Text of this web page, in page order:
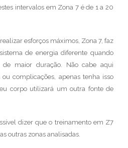
intervalos em Zona 7 é de 1 a 20
esforços máximos, Zona 7, faz
de energia diferente quando
de maior duração. Não cabe aqui
complicações, apenas tenha isso
corpo utilizará um outra fonte de
dizer que o treinamento em Z7
outras zonas analisadas.